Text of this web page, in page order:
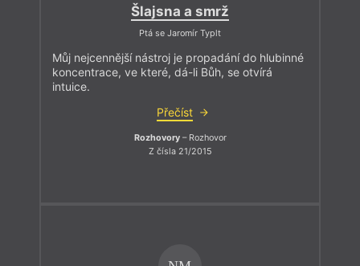
Šlajsna a smrž
Ptá se Jaromír Typlt
Můj nejcennější nástroj je propadání do hlubinné
koncentrace, ve které, dá-li Bůh, se otvírá
intuice.
Přečíst
Rozhovory– Rozhovor
Z čísla 21/2015